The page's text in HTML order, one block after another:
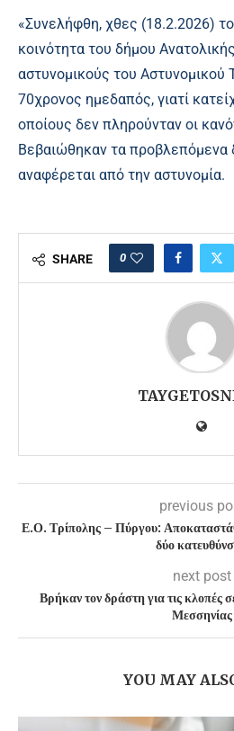
«Συνελήφθη, χθες (18.2.2026)
κοινότητα του δήμου
αστυνομικούς του Αστυνομικού
70χρονος ημεδαπός, γιατί
οποίους δεν πληρούνταν οι
Βεβαιώθηκαν τα προβλεπόμενα
αναφέρεται από την αστυνομία.
SHARE 0
previous
Ε.Ο. Τρίπολης – Πύργου:
δύο
next post
Βρήκαν τον δράστη για τις κλοπές
Μεσσηνίας
YOU MAY